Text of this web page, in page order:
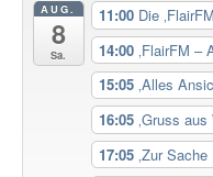
AUG.
8
Sa.
11:00 Die
14:00 ‚FlairFM
15:05 ‚Alles
16:05 ‚Gruss
17:05 ‚Zur